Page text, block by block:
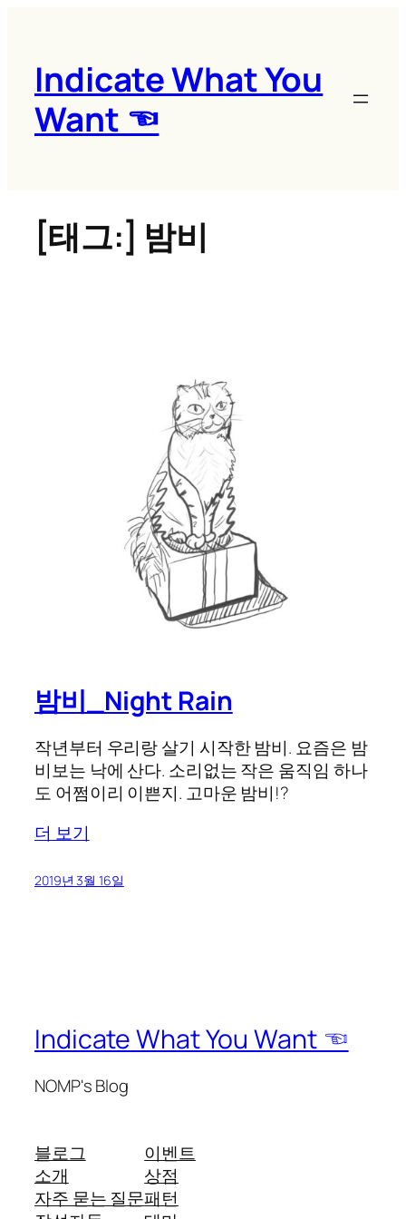
Indicate What You
Want ☜
[태그:] 밤비
밤비_Night Rain
작년부터 우리랑 살기 시작한 밤비. 요즘은 밤
비보는 낙에 산다. 소리없는 작은 움직임 하나
도 어쩜이리 이쁜지. 고마운 밤비!?
더 보기
2019년 3월 16일
Indicate What You Want ☜
NOMP's Blog
블로그
소개
자주 묻는 질문
이벤트
상점
패턴